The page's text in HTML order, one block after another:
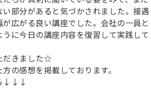
い部分があると気づかされました。接遇
広がる良い講座でした。会社の一員と
に今日の講座内容を復習して実践して
だきました☆
の感想を掲載しております。
↓↓↓